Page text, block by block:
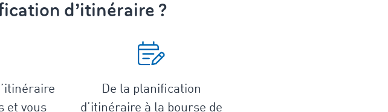
d’itinéraire ?
et vous
De la planification
d’itinéraire à la bourse de